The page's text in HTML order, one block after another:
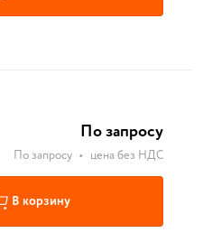
По запросу
По запросу • цена без НДС
В корзину